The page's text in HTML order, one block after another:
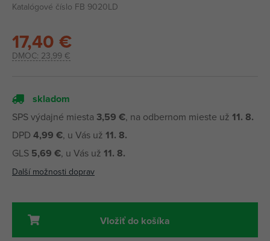
Katalógové číslo FB 9020LD
DMOC: 23,99 €
17,40 €
skladom
SPS výdajné miesta 3,59 €, na odbernom mieste už 11. 8.
DPD 4,99 €, u Vás už 11. 8.
GLS 5,69 €, u Vás už 11. 8.
Další možnosti doprav
Vložiť do košíka